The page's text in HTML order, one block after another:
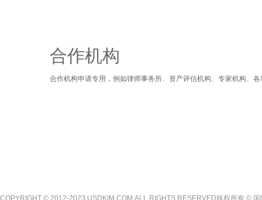
COPYRIGHT © 2012-2023,USDKIM.COM,ALL RIGHTS RESERVED版权所有 ©